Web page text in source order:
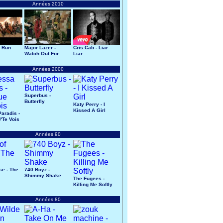
Années 2010
Run
Major Lazer -
Watch Out For
Cris Cab - Liar
Liar
Années 2000
-
Vois
Superbus -
Butterfly
Katy Perry - I
Kissed A Girl
Années 90
- The
740 Boyz -
Shimmy Shake
The Fugees -
Killing Me Softly
Années 80